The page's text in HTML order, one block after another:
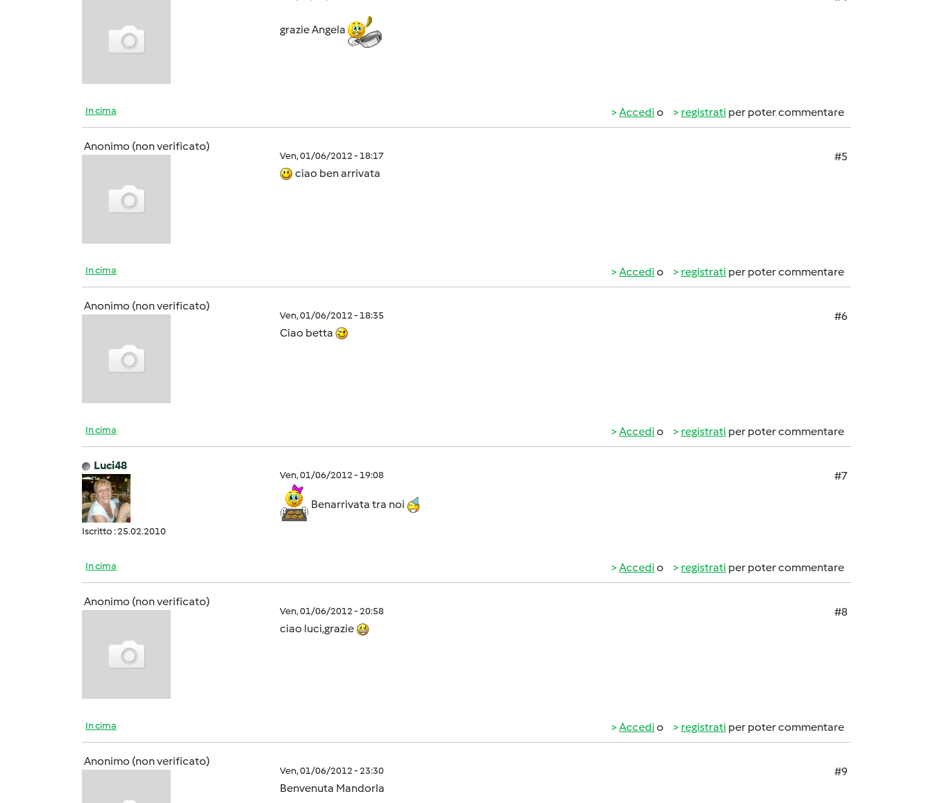
grazie Angela
In cima Accedi o registrati per poter commentare
Anonimo (non verificato)
Ven, 01/06/2012 - 18:17
#5
ciao ben arrivata
In cima Accedi o registrati per poter commentare
Anonimo (non verificato)
Ven, 01/06/2012 - 18:35
#6
Ciao betta
In cima Accedi o registrati per poter commentare
Luci48
Iscritto : 25.02.2010
Ven, 01/06/2012 - 19:08 #7
Benarrivata tra noi
In cima Accedi o registrati per poter commentare
Anonimo (non verificato)
Ven, 01/06/2012 - 20:58
#8
ciao luci,grazie
In cima Accedi o registrati per poter commentare
Anonimo (non verificato)
Ven, 01/06/2012 - 23:30
#9
Benvenuta Mandorla